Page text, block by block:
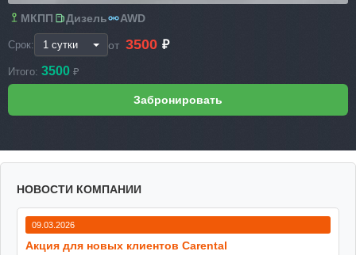
МКПП Дизель AWD
Срок: от 3500 ₽
Итого: 3500 ₽
НОВОСТИ КОМПАНИИ
09.03.2026
Акция для новых клиентов Carental